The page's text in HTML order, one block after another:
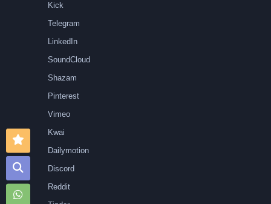
Kick
Telegram
LinkedIn
SoundCloud
Shazam
Pinterest
Vimeo
Kwai
Dailymotion
Discord
Reddit